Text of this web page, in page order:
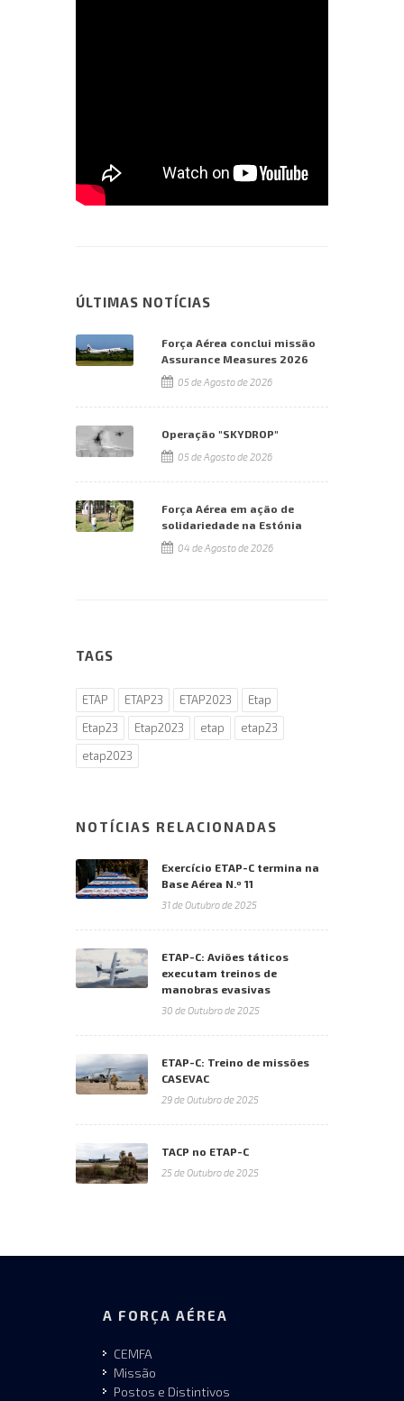
ÚLTIMAS NOTÍCIAS
Força Aérea conclui missão
Assurance Measures 2026
05 de Agosto de 2026
Operação "SKYDROP"
05 de Agosto de 2026
Força Aérea em ação de
solidariedade na Estónia
04 de Agosto de 2026
TAGS
ETAP ETAP23 ETAP2023
Etap
Etap23
Etap2023 etap
etap23
etap2023
NOTÍCIAS RELACIONADAS
Exercício ETAP-C termina na
Base Aérea N.º 11
31 de Outubro de 2025
ETAP-C: Aviões táticos
executam treinos de
manobras evasivas
30 de Outubro de 2025
ETAP-C: Treino de missões
CASEVAC
29 de Outubro de 2025
TACP no ETAP-C
25 de Outubro de 2025
A FORÇA AÉREA
CEMFA
Missão
Postos e Distintivos